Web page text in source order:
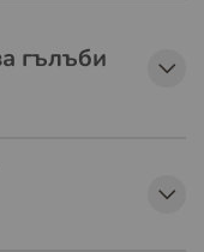
гълъби